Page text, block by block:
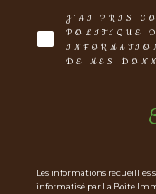
J'AI PRIS
POLITIQUE
DE MES
Les informations recueillies
informatisé par La Boite